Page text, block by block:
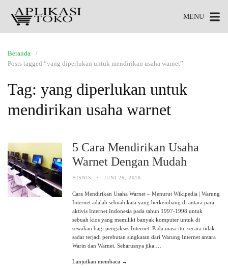
MENU
Beranda
Posts tagged “yang diperlukan untuk mendirikan usaha warnet”
Tag: yang diperlukan untuk
mendirikan usaha warnet
5 Cara Mendirikan Usaha
Warnet Dengan Mudah
BISNIS · JUNI 26, 2018
Cara Mendirikan Usaha Warnet – Menurut Wikipedia | Warung
Internet adalah sebuah kata yang berkembang di antara para
aktivis Internet Indonesia pada tahun 1997-1998 untuk
sebuah kios yang memiliki banyak komputer untuk di
sewakan bagi pengakses Internet. Pada masa itu, secara tidak
sadar terjadi perebutan singkatan dari Warung Internet antara
Warin dan Warnet. Seharusnya jika …
Lanjutkan membaca →